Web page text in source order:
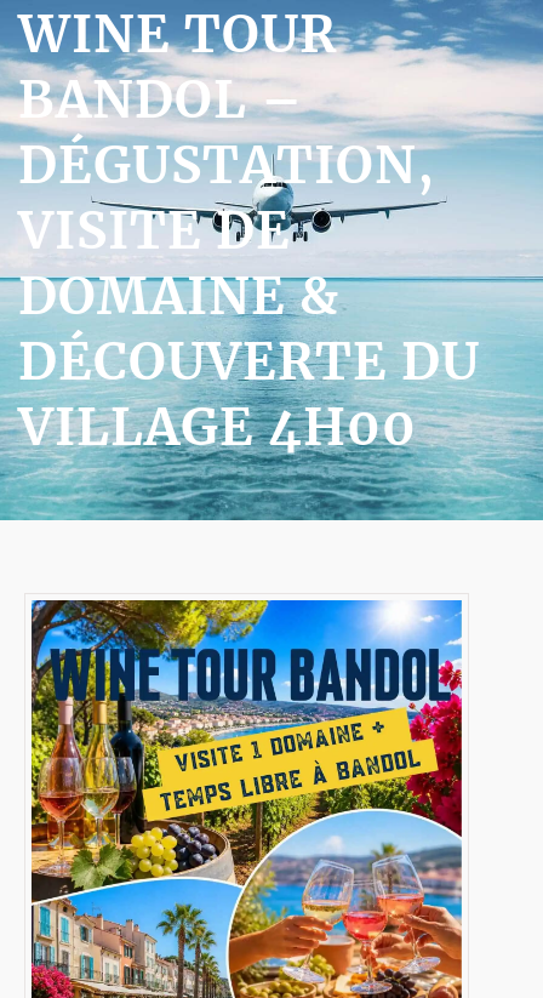
WINE TOUR
BANDOL –
DÉGUSTATION,
VISITE DE
DOMAINE &
DÉCOUVERTE DU
VILLAGE 4H00